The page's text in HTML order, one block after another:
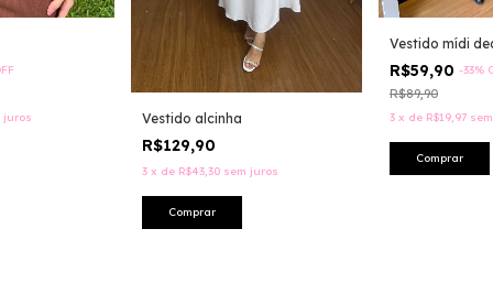
juros Vestido alcinha
R$129,90
3 x de R$43,30 sem juros
Vestido mídi
R$59,90 -33%
R$89,90
3 x de R$19,97
Comprar